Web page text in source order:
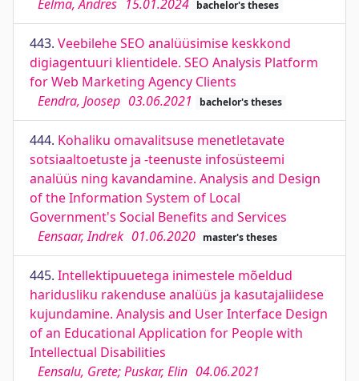
Eelma, Andres 15.01.2024 bachelor's theses
443. Veebilehe SEO analüüsimise keskkond
digiagentuuri klientidele. SEO Analysis Platform
for Web Marketing Agency Clients
Eendra, Joosep 03.06.2021 bachelor's theses
444. Kohaliku omavalitsuse menetletavate
sotsiaaltoetuste ja -teenuste infosüsteemi
analüüs ning kavandamine. Analysis and Design
of the Information System of Local
Government's Social Benefits and Services
Eensaar, Indrek 01.06.2020 master's theses
445. Intellektipuuetega inimestele mõeldud
haridusliku rakenduse analüüs ja kasutajaliidese
kujundamine. Analysis and User Interface Design
of an Educational Application for People with
Intellectual Disabilities
Eensalu, Grete; Puskar, Elin 04.06.2021